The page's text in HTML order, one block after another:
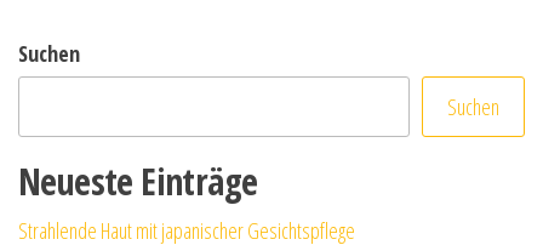
Suchen
Suchen
Neueste Einträge
Strahlende Haut mit japanischer Gesichtspflege